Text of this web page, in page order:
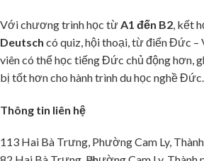
Với chương trình học từA1 đến B2, kết
Deutsch có quiz, hội thoại, từ điển Đức –
viên có thể học tiếng Đức chủ động hơn,
bị tốt hơn cho hành trình du học nghề Đức.
Thông tin liên hệ
113 Hai Bà Trưng, Phường Cam Ly,